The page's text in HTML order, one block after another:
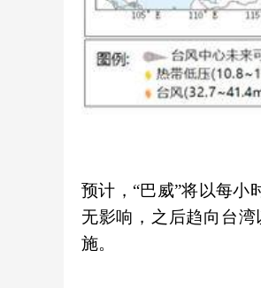
预计，“巴威”将以每小
无影响，之后趋向台
施。